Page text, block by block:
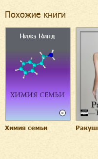
Похожие книги
Химия семьи